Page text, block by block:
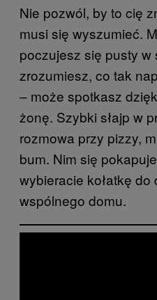
Nie pozwól, by to cię
musi się wyszumieć.
poczujesz się pusty w
zrozumiesz, co tak
– może spotkasz
żonę. Szybki słajp w
rozmowa przy pizzy,
bum. Nim się
wybieracie kołatkę do
wspólnego domu.